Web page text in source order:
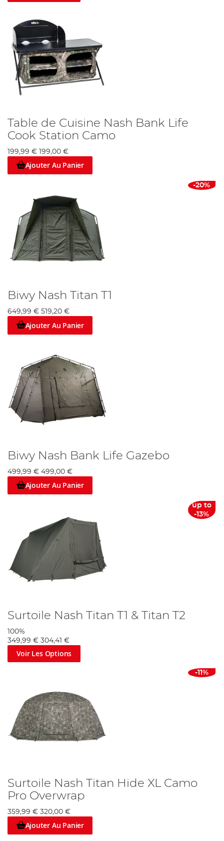
Table de Cuisine Nash Bank Life
Cook Station Camo
199,99 € 199,00 €
Ajouter Au Panier
-20%
Biwy Nash Titan T1
649,99 € 519,20 €
Ajouter Au Panier
Biwy Nash Bank Life Gazebo
499,99 € 499,00 €
Ajouter Au Panier
up to
-13%
Surtoile Nash Titan T1 & Titan T2
100%
349,99 € 304,41 €
Voir Les Options
-11%
Surtoile Nash Titan Hide XL Camo
Pro Overwrap
359,99 € 320,00 €
Ajouter Au Panier